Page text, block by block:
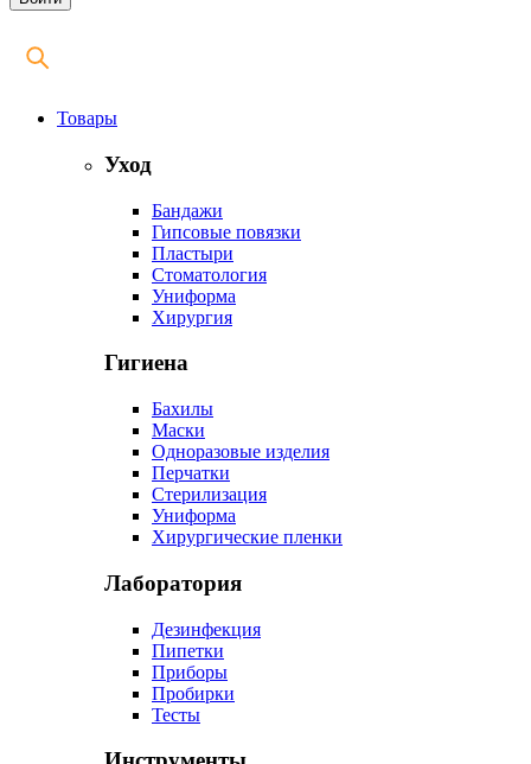
Товары
Уход
Бандажи
Гипсовые повязки
Пластыри
Стоматология
Униформа
Хирургия
Гигиена
Бахилы
Маски
Одноразовые изделия
Перчатки
Стерилизация
Униформа
Хирургические пленки
Лаборатория
Дезинфекция
Пипетки
Приборы
Пробирки
Тесты